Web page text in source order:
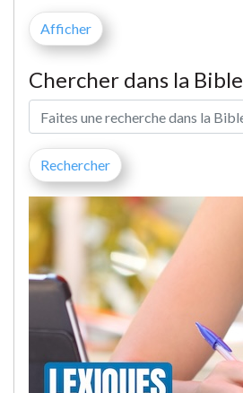
Chercher dans la Bible